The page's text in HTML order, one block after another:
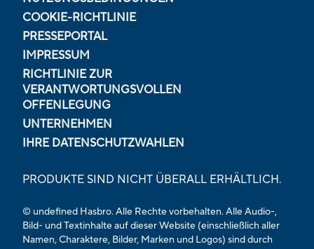
COOKIE-RICHTLINIE
PRESSEPORTAL
IMPRESSUM
RICHTLINIE ZUR
VERANTWORTUNGSVOLLEN
OFFENLEGUNG
UNTERNEHMEN
IHRE DATENSCHUTZWAHLEN
PRODUKTE SIND NICHT ÜBERALL ERHÄLTLICH.
© undefined Hasbro. Alle Rechte vorbehalten. Alle Audio-,
Bild- und Textinhalte auf dieser Website (einschließlich aller
Namen, Charaktere, Bilder, Marken und Logos) sind durch